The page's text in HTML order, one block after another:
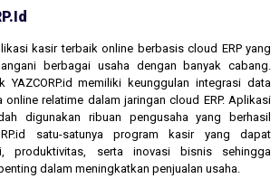
kasir terbaik online berbasis cloud ERP yang
berbagai usaha dengan banyak cabang.
YAZCORP.id memiliki keunggulan integrasi data
online relatime dalam jaringan cloud ERP. Aplikasi
digunakan ribuan pengusaha yang berhasil
satu-satunya program kasir yang dapat
produktivitas, serta inovasi bisnis sehingga
dalam meningkatkan penjualan usaha.